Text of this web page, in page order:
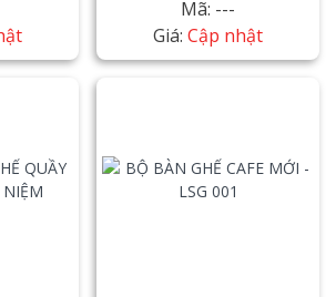
Mã: ---
Giá: Cập nhật